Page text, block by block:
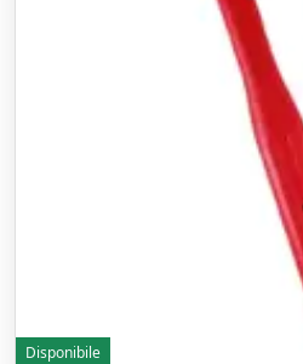
Disponibile